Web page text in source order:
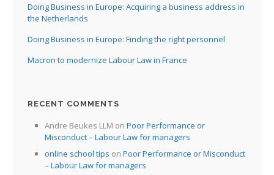
Doing Business in Europe: Acquiring a business address in
the Netherlands
Doing Business in Europe: Finding the right personnel
Macron to modernize Labour Law in France
RECENT COMMENTS
Andre Beukes LLM on Poor Performance or
Misconduct – Labour Law for managers
online school tips on Poor Performance or Misconduct
– Labour Law for managers